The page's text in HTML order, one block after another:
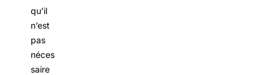
qu’il
n’est
pas
néces
saire